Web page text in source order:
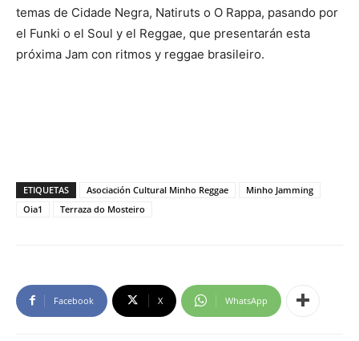
temas de Cidade Negra, Natiruts o O Rappa, pasando por
el Funki o el Soul y el Reggae, que presentarán esta
próxima Jam con ritmos y reggae brasileiro.
ETIQUETAS Asociación Cultural Minho Reggae
Minho Jamming
Oia1
Terraza do Mosteiro
Facebook X WhatsApp